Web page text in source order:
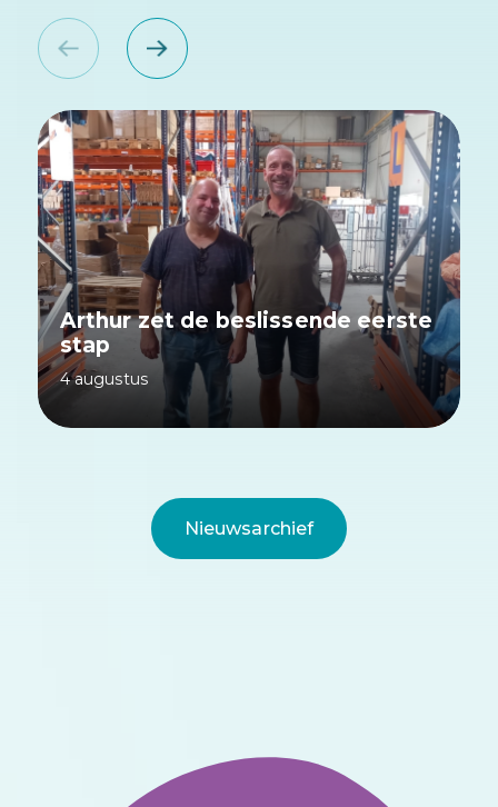
Arthur zet de beslissende eerste
stap
4 augustus
Nieuwsarchief